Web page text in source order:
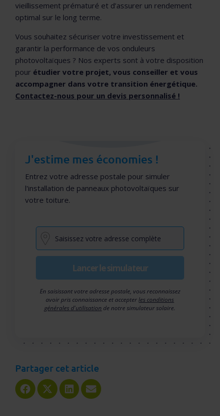
vieillissement prématuré et d’assurer un rendement
optimal sur le long terme.
Vous souhaitez sécuriser votre investissement et
garantir la performance de vos onduleurs
photovoltaïques ? Nos experts sont à votre disposition
pour étudier votre projet, vous conseiller et vous
accompagner dans votre transition énergétique.
Contactez-nous pour un devis personnalisé !
J'estime mes économies !
Entrez votre adresse postale pour simuler
l'installation de panneaux photovoltaïques sur
votre toiture.
Lancer le simulateur
En saisissant votre adresse postale, vous reconnaissez
avoir pris connaissance et accepterles conditions
générales d'utilisation de notre simulateur solaire.
Partager cet article
Share
on
Share
on
Share
on
Share
on